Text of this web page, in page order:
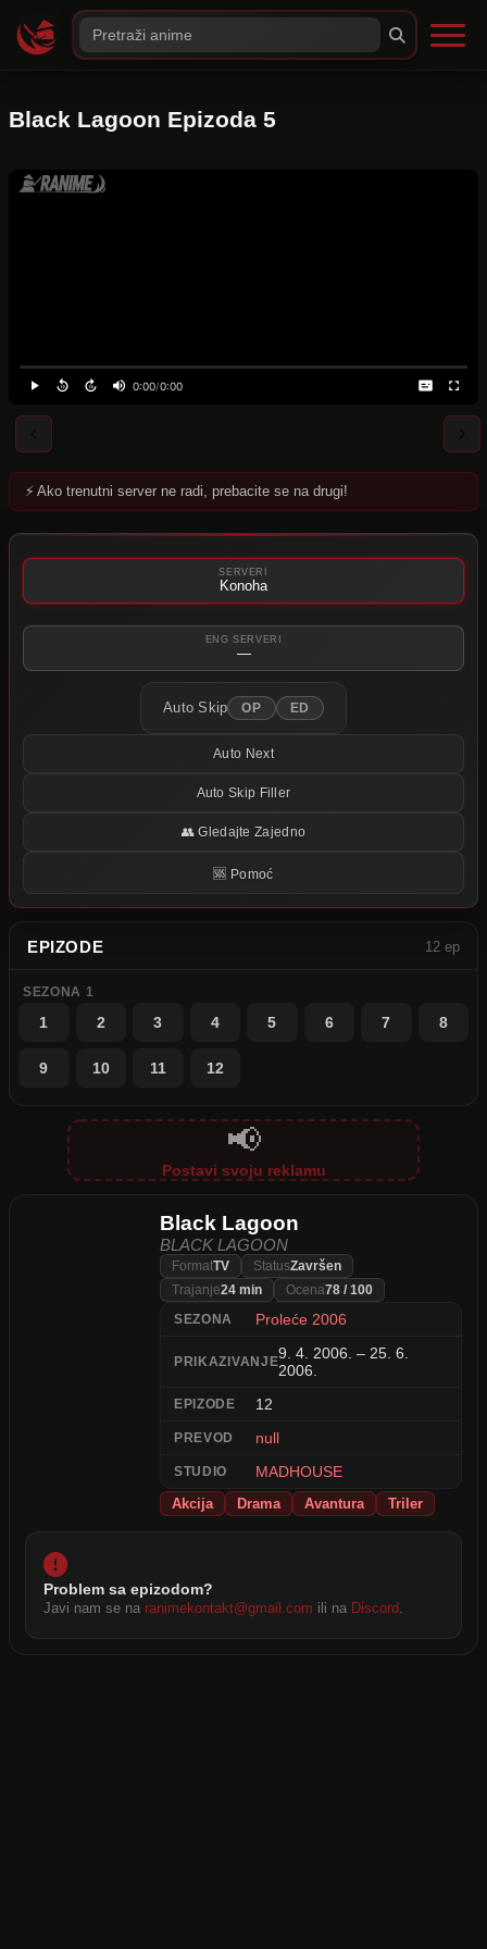
Black Lagoon Epizoda 5
0:00/0:00
Server nije dostupan
Pokušajte neki drugi server.
⚡ Ako trenutni server ne radi, prebacite se na drugi!
SERVERI
Konoha
ENG SERVERI
—
Auto Skip OP ED
Auto Next
Auto Skip Filler
👥 Gledajte Zajedno
🆘 Pomoć
Black Lagoon
BLACK LAGOON
FormatTV StatusZavršen
Trajanje24 min Ocena78 / 100
SEZONA Proleće 2006
PRIKAZIVANJE9. 4. 2006. – 25. 6.
2006.
EPIZODE 12
PREVOD null
STUDIO MADHOUSE
Akcija Drama Avantura Triler
Problem sa epizodom?
Javi nam se na ranimekontakt@gmail.com ili na Discord
EPIZODE 12 ep
SEZONA 1
1 2 3 4 5 6 7 8
9 10 11 12
📢
Postavi svoju reklamu